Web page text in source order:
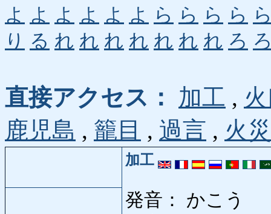
よ よ よ よ よ よ ら ら ら ら
り る れ れ れ れ れ れ れ ろ
直接アクセス： 加工 ,
鹿児島 , 籠目 , 過言 , 火災
加工
発音： かこう